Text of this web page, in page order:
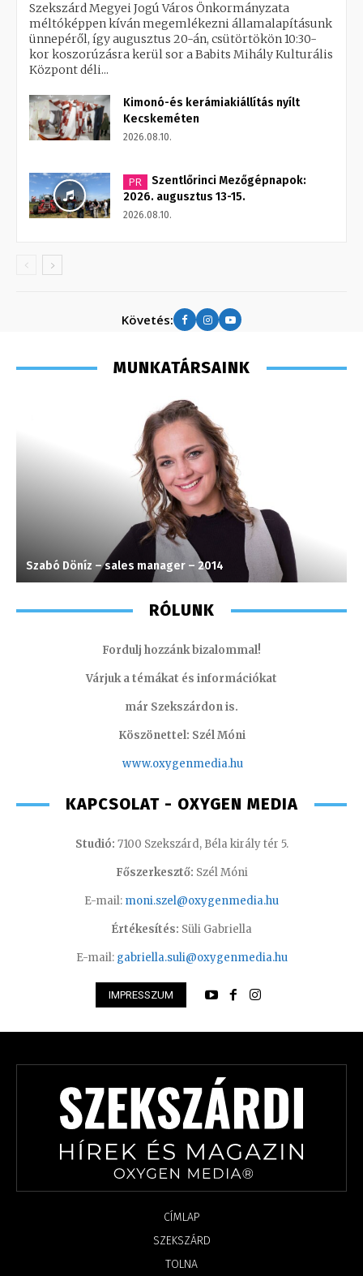
Szekszárd Megyei Jogú Város Önkormányzata
méltóképpen kíván megemlékezni államalapításunk
ünnepéről, így augusztus 20-án, csütörtökön 10:30-
kor koszorúzásra kerül sor a Babits Mihály Kulturális
Központ déli...
Kimonó-és kerámiakiállítás nyílt
Kecskeméten
2026.08.10.
PR
Szentlőrinci Mezőgépnapok:
2026. augusztus 13-15.
2026.08.10.
Követés:
MUNKATÁRSAINK
Szabó Döníz – sales manager – 2014
RÓLUNK
Fordulj hozzánk bizalommal!
Várjuk a témákat és információkat
már Szekszárdon is.
Köszönettel: Szél Móni
www.oxygenmedia.hu
KAPCSOLAT - OXYGEN MEDIA
Studió: 7100 Szekszárd, Béla király tér 5.
Főszerkesztő: Szél Móni
E-mail: moni.szel@oxygenmedia.hu
Értékesítés: Süli Gabriella
E-mail: gabriella.suli@oxygenmedia.hu
IMPRESSZUM
CÍMLAP
SZEKSZÁRD
TOLNA